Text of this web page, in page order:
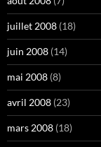
juillet 2008 (18)
juin 2008 (14)
mai 2008 (8)
avril 2008 (23)
mars 2008 (18)